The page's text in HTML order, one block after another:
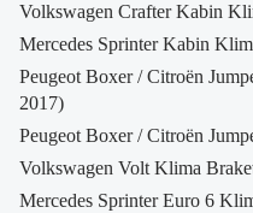
Volkswagen Crafter Kabin
Mercedes Sprinter Kabin
Peugeot Boxer / Citroën
2017)
Peugeot Boxer / Citroën
Volkswagen Volt Klima
Mercedes Sprinter Euro 6